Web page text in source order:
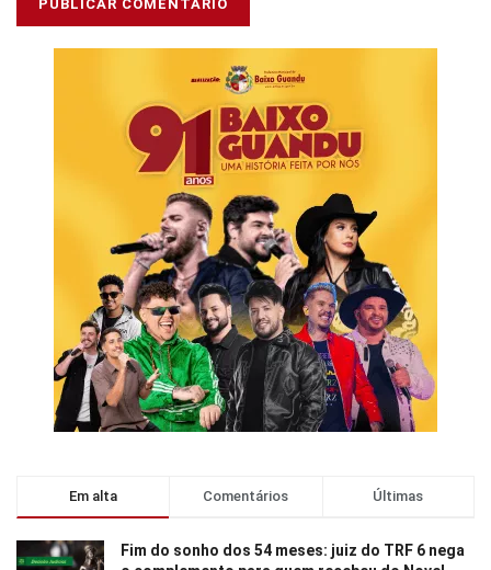
Em alta Comentários Últimas
Fim do sonho dos 54 meses: juiz do TRF 6 nega